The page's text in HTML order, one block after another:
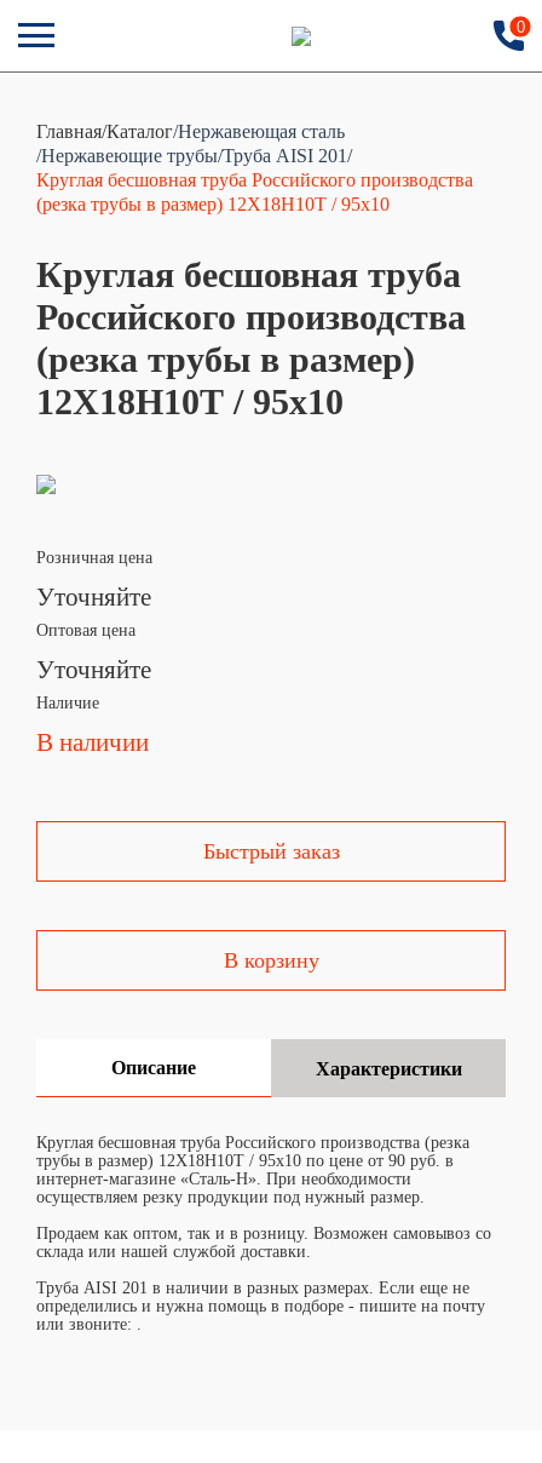
0
Главная/Каталог/Нержавеющая сталь
/Нержавеющие трубы/Труба AISI 201/
Круглая бесшовная труба Российского производства
(резка трубы в размер) 12Х18Н10Т / 95х10
Круглая бесшовная труба
Российского производства
(резка трубы в размер)
12Х18Н10Т / 95х10
Розничная цена
Уточняйте
Оптовая цена
Уточняйте
Наличие
В наличии
Быстрый заказ
В корзину
Описание Характеристики
Круглая бесшовная труба Российского производства (резка
трубы в размер) 12Х18Н10Т / 95х10 по цене от 90 руб. в
интернет-магазине «Сталь-Н». При необходимости
осуществляем резку продукции под нужный размер.
Продаем как оптом, так и в розницу. Возможен самовывоз со
склада или нашей службой доставки.
Труба AISI 201 в наличии в разных размерах. Если еще не
определились и нужна помощь в подборе - пишите на почту
или звоните: